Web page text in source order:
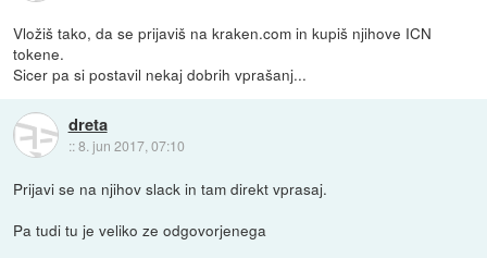
Vložiš tako, da se prijaviš na kraken.com in kupiš njihove ICN
tokene.
Sicer pa si postavil nekaj dobrih vprašanj...
dreta
::8. jun 2017, 07:10
Prijavi se na njihov slack in tam direkt vprasaj.
Pa tudi tu je veliko ze odgovorjenega